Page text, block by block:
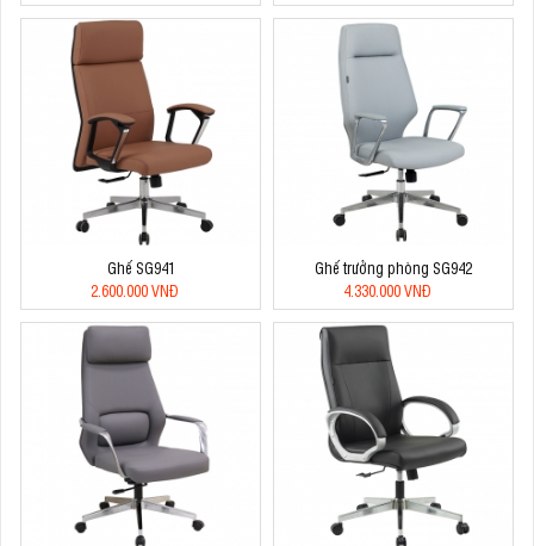
Ghế SG941
2.600.000 VNĐ
Ghế trưởng phòng SG942
4.330.000 VNĐ